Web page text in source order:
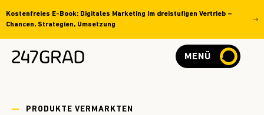
Kostenfreies E-Book: Digitales Marketing im dreistufigen Vertrieb –
Chancen, Strategien, Umsetzung
MENÜ
PRODUKTE VERMARKTEN